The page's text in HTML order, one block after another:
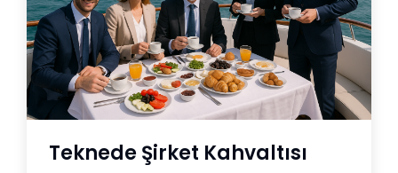
Teknede Şirket Kahvaltısı